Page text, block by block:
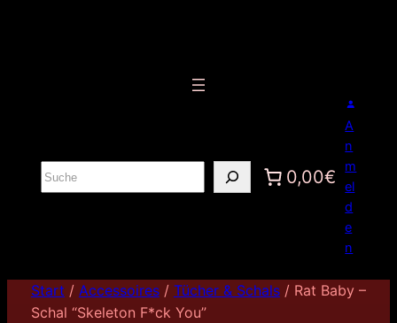
S
u
0,00€
A
n
m
el
d
e
n
Start / Accessoires/ Tücher & Schals/ Rat Baby –
Schal “Skeleton F*ck You”